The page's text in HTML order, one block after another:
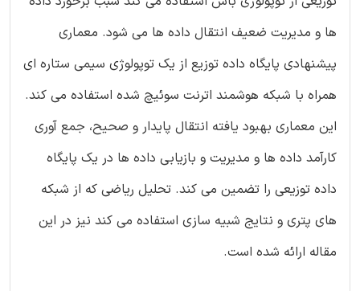
ها و مدیریت ضعیف انتقال داده ها می شود. معماری
پیشنهادی پایگاه داده توزیع از یک توپولوژی سیمی ستاره ای
همراه با شبکه هوشمند اترنت سوئیچ شده استفاده می کند.
این معماری بهبود یافته انتقال پایدار و صحیح، جمع آوری
کارآمد داده ها و مدیریت و بازیابی داده ها در یک پایگاه
داده توزیعی را تضمین می کند. تحلیل ریاضی که از شبکه
های پتری و نتایج شبیه سازی استفاده می کند نیز در این
مقاله ارائه شده است.